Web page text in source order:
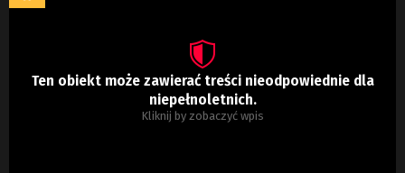
Ten obiekt może zawierać treści nieodpowiednie dla
niepełnoletnich.
Kliknij by zobaczyć wpis